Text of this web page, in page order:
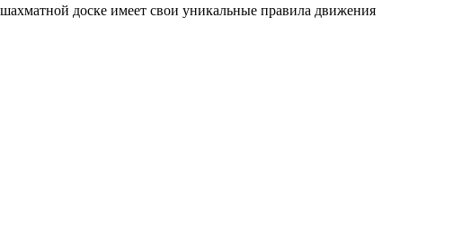
доске имеет свои уникальные правила движения